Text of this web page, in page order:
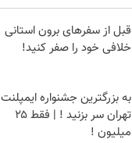
قبل از سفرهای برون استانی
خلافی خود را صفر کنید!
به بزرگترین جشنواره ایمپلنت
تهران سر بزنید ! | فقط ۲۵
میلیون !